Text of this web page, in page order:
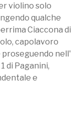
violino solo
qualche
Ciaccona di
capolavoro
proseguendo nell'
di Paganini,
e